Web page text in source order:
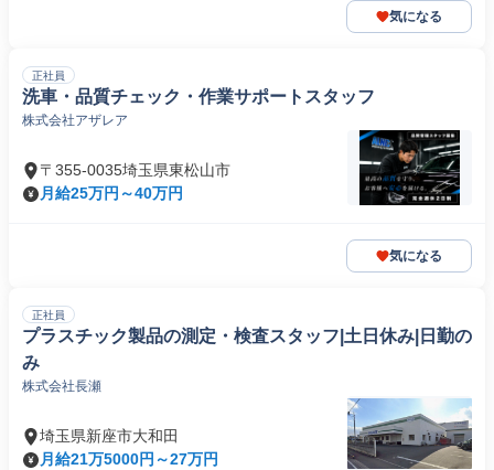
気になる
正社員
洗車・品質チェック・作業サポートスタッフ
株式会社アザレア
〒355-0035埼玉県東松山市
月給25万円～40万円
気になる
正社員
プラスチック製品の測定・検査スタッフ|土日休み|日勤の
み
株式会社長瀬
埼玉県新座市大和田
月給21万5000円～27万円